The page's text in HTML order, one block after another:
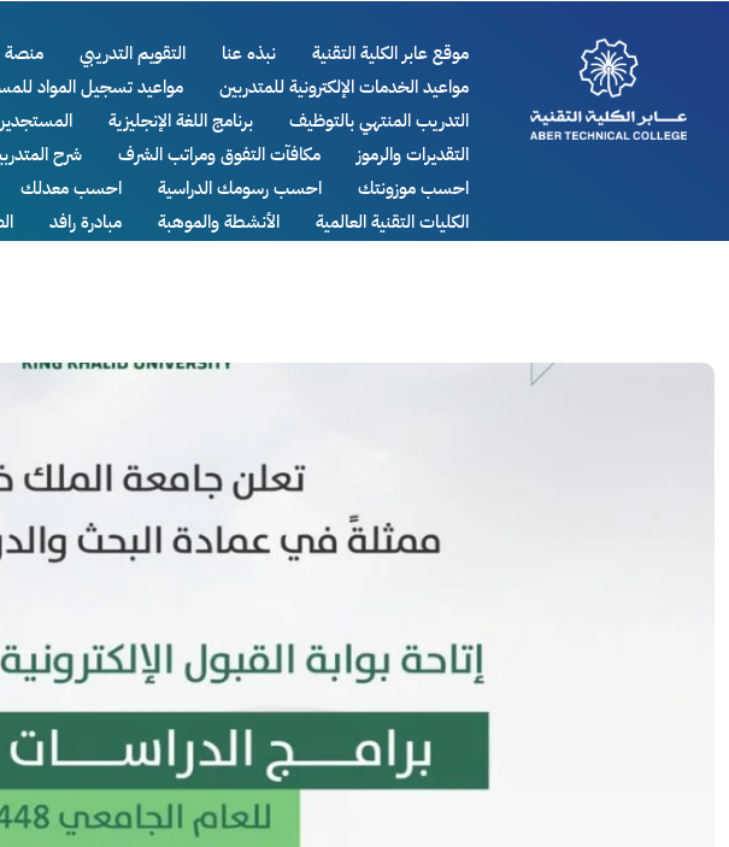
موقع عابر الكلية التقنية نبذه عنا التقويم التدريبي منصة
مواعيد الخدمات الإلكترونية للمتدربين
مواعيد تسجيل المواد
التدريب المنتهي بالتوظيف
برنامج اللغة الإنجليزية
التقديرات والرموز
مكافآت التفوق ومراتب الشرف شرح
احسب موزونتك
احسب رسومك الدراسية احسب معدلك
الكليات التقنية العالمية
الأنشطة والموهبة مبادرة رافد